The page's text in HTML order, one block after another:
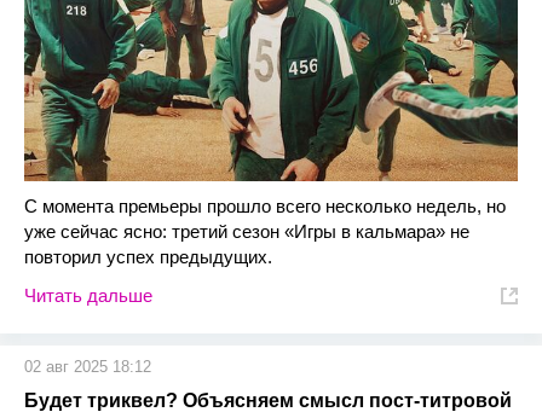
С момента премьеры прошло всего несколько недель, но
уже сейчас ясно: третий сезон «Игры в кальмара» не
повторил успех предыдущих.
Читать дальше
02 авг 2025 18:12
Будет триквел? Объясняем смысл пост-титровой